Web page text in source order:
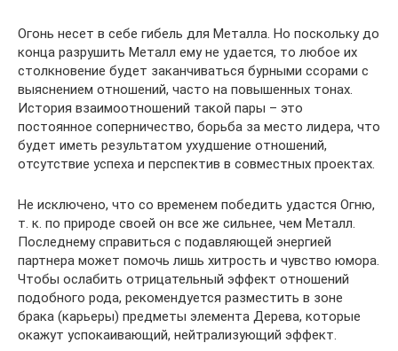
Огонь несет в себе гибель для Металла. Но поскольку до
конца разрушить Металл ему не удается, то любое их
столкновение будет заканчиваться бурными ссорами с
выяснением отношений, часто на повышенных тонах.
История взаимоотношений такой пары – это
постоянное соперничество, борьба за место лидера, что
будет иметь результатом ухудшение отношений,
отсутствие успеха и перспектив в совместных проектах.
Не исключено, что со временем победить удастся Огню,
т. к. по природе своей он все же сильнее, чем Металл.
Последнему справиться с подавляющей энергией
партнера может помочь лишь хитрость и чувство юмора.
Чтобы ослабить отрицательный эффект отношений
подобного рода, рекомендуется разместить в зоне
брака (карьеры) предметы элемента Дерева, которые
окажут успокаивающий, нейтрализующий эффект.